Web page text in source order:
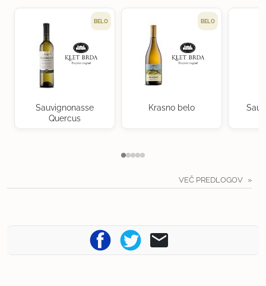
BELO
Sauvignonasse
Quercus
BELO
Krasno belo
VEČ PREDLOGOV